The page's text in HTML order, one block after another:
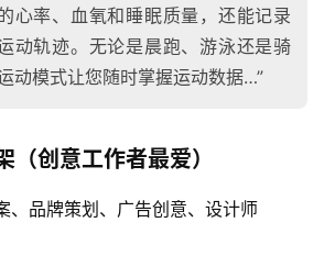
心率、血氧和睡眠质量，还能记录
动轨迹。无论是晨跑、游泳还是骑
动模式让您随时掌握运动数据…”
（创意工作者最爱）
、品牌策划、广告创意、设计师